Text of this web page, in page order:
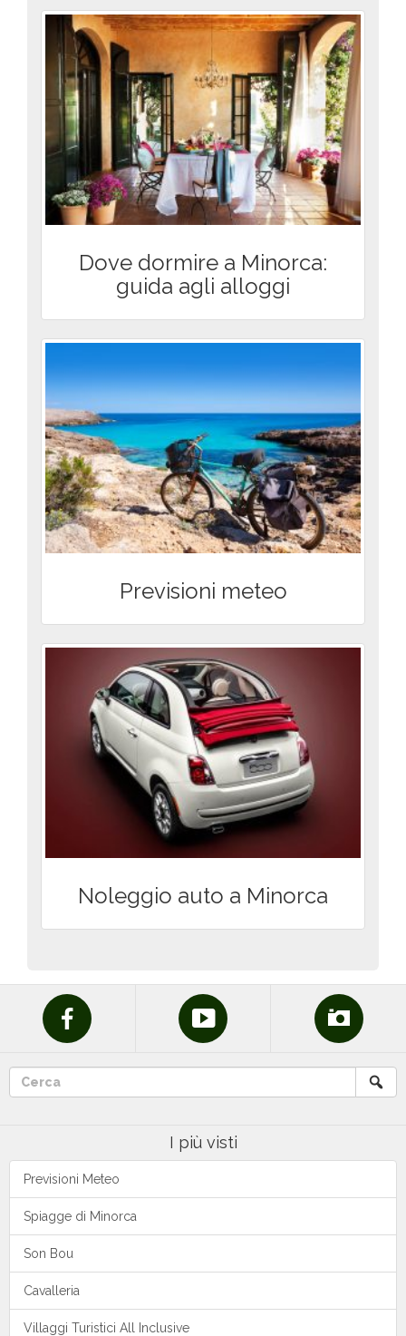
Dove dormire a Minorca:
guida agli alloggi
Previsioni meteo
Noleggio auto a Minorca
I più visti
Previsioni Meteo
Spiagge di Minorca
Son Bou
Cavalleria
Villaggi Turistici All Inclusive